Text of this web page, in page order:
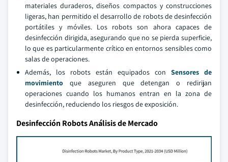
materiales duraderos, diseños compactos y construcciones
ligeras, han permitido el desarrollo de robots de desinfección
portátiles y móviles. Los robots son ahora capaces de
desinfección dirigida, asegurando que no se pierda superficie,
lo que es particularmente crítico en entornos sensibles como
salas de operaciones.
Además, los robots están equipados con Sensores de
movimiento que aseguren que detengan o redirijan
operaciones cuando los humanos entran en la zona de
desinfección, reduciendo los riesgos de exposición.
Desinfección Robots Análisis de Mercado